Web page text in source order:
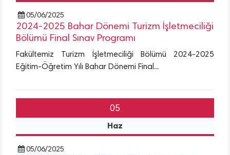
05/06/2025
2024-2025 Bahar Dönemi Turizm İşletmeciliği
Bölümü Final Sınav Programı
Fakültemiz Turizm İşletmeciliği Bölümü 2024-2025
Eğitim-Öğretim Yılı Bahar Dönemi Final...
05
Haz
05/06/2025